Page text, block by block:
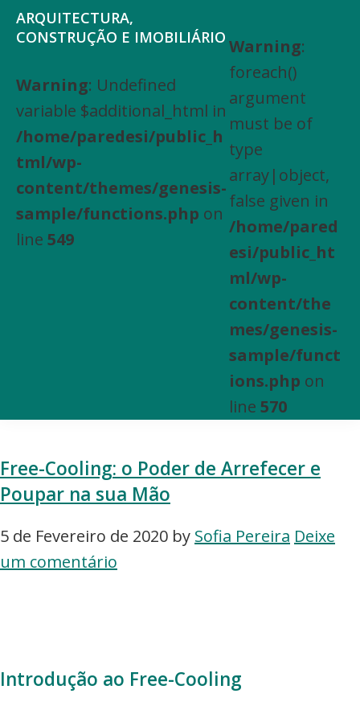
Saltar
para
menu
principal
Skip
content
ARQUITECTURA,
CONSTRUÇÃO E IMOBILIÁRIO
Engenharia
Civil,
Actividades
especializadas
de
construção,
Arrendamento
de
Imóveis
Warning: Undefined
variable $additional_html in
/home/paredesi/public_h
tml/wp-
content/themes/genesis-
sample/functions.php on
line 549
Warning:
foreach()
argument
must be of
type
array|object,
false given in
/home/pared
esi/public_ht
ml/wp-
content/the
mes/genesis-
sample/funct
ions.php on
line570
Free-Cooling: o Poder de Arrefecer e
Poupar na sua Mão
5 de Fevereiro de 2020 by Sofia Pereira Deixe
um comentário
Introdução ao Free-Cooling